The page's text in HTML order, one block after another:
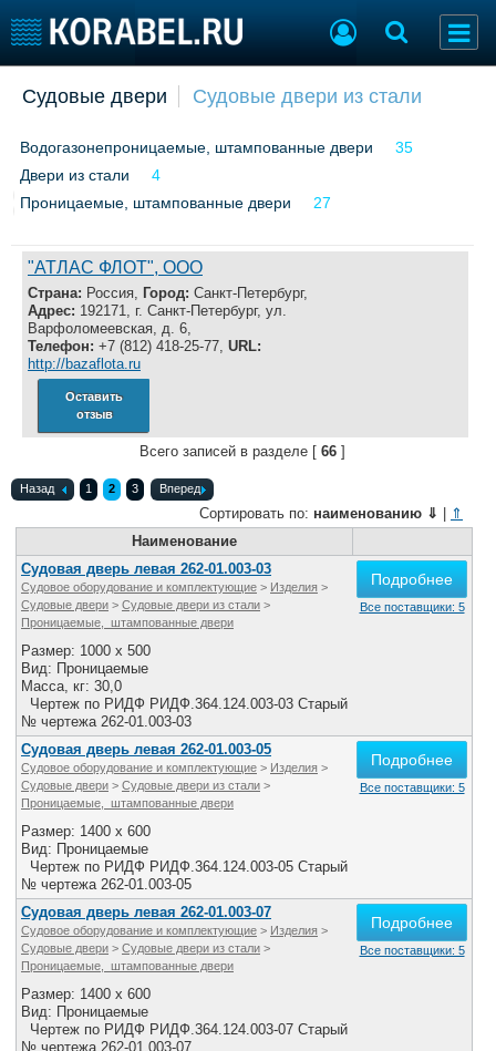
Пульс
Новости
Компании
Работа
Крюинг
Журнал
Реклама
Доска объявлений
Оборудование
Материалы
Услуги
Конференции
Выставки и семинары
Словарь
Форум
Все службы
Судовые двери Судовые двери из стали
Водогазонепроницаемые, штампованные двери
35
Двери из стали
4
Проницаемые, штампованные двери
27
"АТЛАС ФЛОТ", ООО
Страна: Россия, Город: Санкт-Петербург,
Адрес: 192171, г. Санкт-Петербург, ул.
Варфоломеевская, д. 6,
Телефон: +7 (812) 418-25-77, URL:
http://bazaflota.ru
Оставить
отзыв
Всего записей в разделе [ 66 ]
Назад 1 2 3 Вперед
Сортировать по: наименованию ⇓
⇑
Наименование
Судовая дверь левая 262-01.003-03
Судовое оборудование и комплектующие > Изделия >
Судовые двери > Судовые двери из стали >
Проницаемые, штампованные двери
Размер: 1000 x 500
Вид: Проницаемые
Масса, кг: 30,0
Чертеж по РИДФ РИДФ.364.124.003-03 Старый
№ чертежа 262-01.003-03
Подробнее
Все поставщики: 5
Судовая дверь левая 262-01.003-05
Судовое оборудование и комплектующие > Изделия >
Судовые двери > Судовые двери из стали >
Проницаемые, штампованные двери
Размер: 1400 x 600
Вид: Проницаемые
Чертеж по РИДФ РИДФ.364.124.003-05 Старый
№ чертежа 262-01.003-05
Подробнее
Все поставщики: 5
Судовая дверь левая 262-01.003-07
Судовое оборудование и комплектующие > Изделия >
Судовые двери > Судовые двери из стали >
Проницаемые, штампованные двери
Размер: 1400 x 600
Вид: Проницаемые
Чертеж по РИДФ РИДФ.364.124.003-07 Старый
№ чертежа 262-01.003-07
Подробнее
Все поставщики: 5